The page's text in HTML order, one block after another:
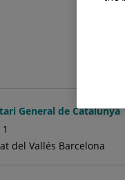
General de Catalunya
del Vallés Barcelona